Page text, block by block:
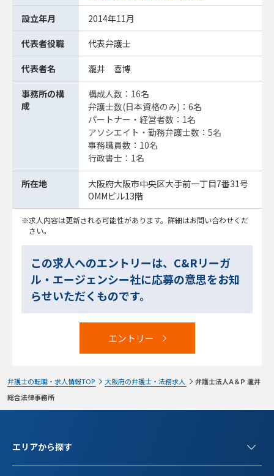
設立年月 2014年11月
代表者役職 代表弁護士
代表者名 瀧井 喜博
事務所の構
成
構成人数：16名
弁護士数(日本資格のみ)：6名
パートナー・経営者数：1名
アソシエイト・勤務弁護士数：5名
事務職員数：10名
行政書士：1名
所在地
大阪府大阪市中央区大手前一丁目7番31号
OMMビル13階
求人内容は更新される可能性があります。詳細はお問い合わせくだ
さい。
この求人へのエントリーは、C&Rリーガ
ル・エージェンシー社に応募の意思をお知
らせいただくものです。
エントリー
弁護士の転職・求人情報TOP 大阪府の弁護士・法務求人
弁護士法人A＆P 瀧井
総合法律事務所
エリアから探す